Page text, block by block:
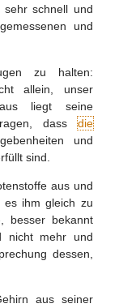
schnell und
und
zu halten:
allein, unser
liegt seine
dassdie
und
sind.
aus und
es ihm gleich zu
besser bekannt
nicht mehr und
dessen,
aus seiner